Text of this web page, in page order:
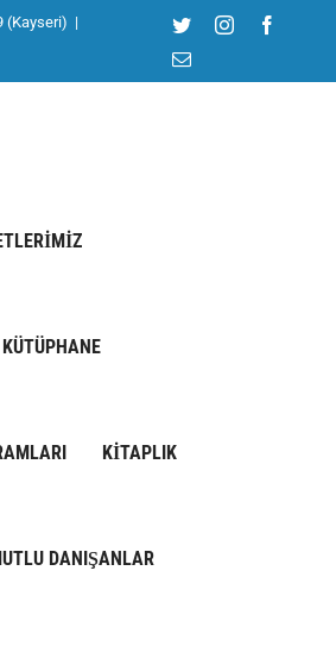
(Kayseri) |
TwitterInstagram
E-
KİTAPLIK
DANIŞANLAR